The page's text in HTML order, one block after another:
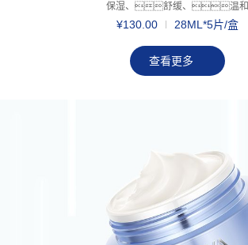
保湿、舒缓、温和
¥130.00 28ML*5片/盒
查看更多